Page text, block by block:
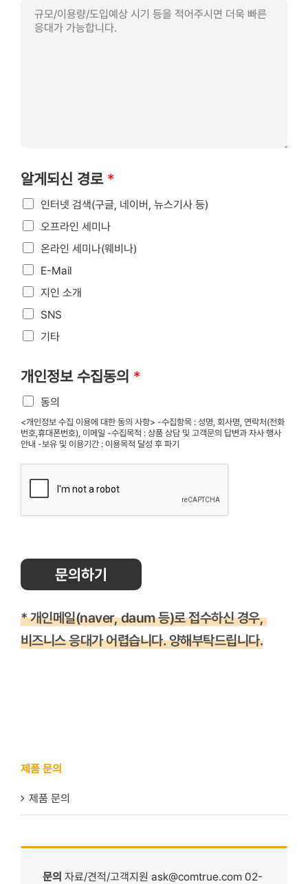
알게되신 경로 *
인터넷 검색(구글, 네이버, 뉴스기사 등)
오프라인 세미나
온라인 세미나(웨비나)
E-Mail
지인 소개
SNS
기타
개인정보 수집동의 *
동의
<개인정보 수집 이용에 대한 동의 사항> -수집항목 : 성명, 회사명, 연락처(전화
번호,휴대폰번호), 이메일 -수집목적 : 상품 상담 및 고객문의 답변과 자사 행사
안내 -보유 및 이용기간 : 이용목적 달성 후 파기
문의하기
* 개인메일(naver, daum 등)로 접수하신 경우,
비즈니스 응대가 어렵습니다. 양해부탁드립니다.
제품 문의
제품 문의
문의 자료/견적/고객지원 ask@comtrue.com 02-